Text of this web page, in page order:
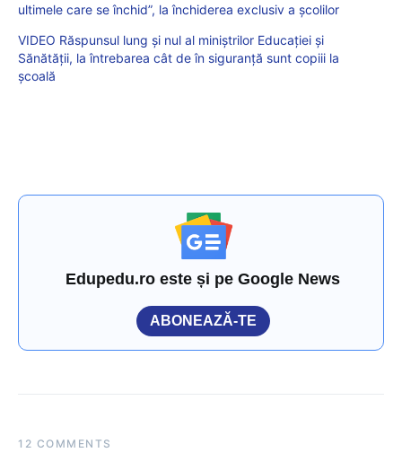
ultimele care se închid”, la închiderea exclusiv a școlilor
VIDEO Răspunsul lung și nul al miniștrilor Educației și
Sănătății, la întrebarea cât de în siguranță sunt copiii la
școală
Edupedu.ro este și pe Google News
ABONEAZĂ-TE
12 COMMENTS